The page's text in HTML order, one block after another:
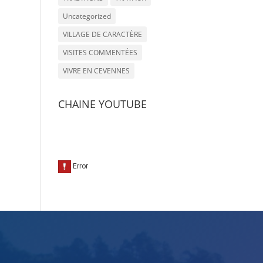
Uncategorized
VILLAGE DE CARACTÈRE
VISITES COMMENTÉES
VIVRE EN CEVENNES
CHAINE YOUTUBE